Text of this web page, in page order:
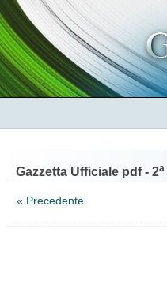
Gazzetta Ufficiale pdf - 2a
« Precedente